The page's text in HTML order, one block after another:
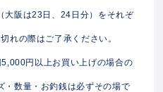
阪は23日、24日分）をそれぞ
れの際はご了承ください。
円以上お買い上げの場合の
数量・お釣銭は必ずその場で